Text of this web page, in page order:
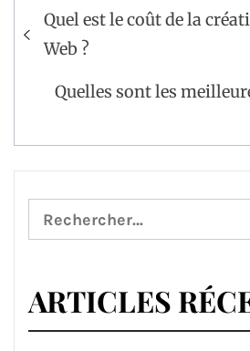
Navigation
de
Quel est le coût de la
Web ?
Quelles sont les
Rechercher :
ARTICLES